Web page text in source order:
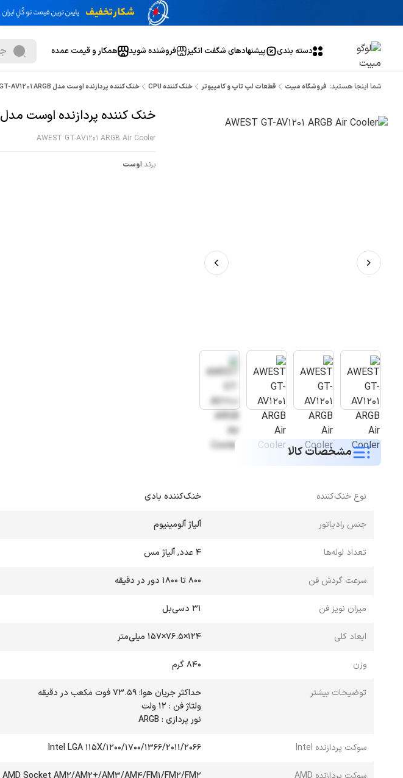
دسته بندی پیشنهاد‌های شگفت انگیز فروشنده شوید همکار و قیمت عمده
شما اینجا هستید: فروشگاه مبیت قطعات لپ تاپ و کامپیوتر خنک کننده CPU خنک کننده پردازنده اوست مدل GT-AV1201 ARGB
خنک کننده پردازنده اوست مدل GT-AV1201 ARGB
AWEST GT-AV1201 ARGB Air Cooler
برند:اوست
مشخصات کالا
نوع خنک‌کننده خنک‌کننده بادی
جنس رادیاتور آلیاژ آلومینیوم
تعداد لوله‌ها 4 عدد, آلیاژ مس
سرعت گردش فن 800 تا 1800 دور در دقیقه
میزان نویز فن 31 دسی‌بل
ابعاد کلی 124×76.5×157 میلی‌متر
وزن 840 گرم
توضیحات بیشتر
نور پردازی : ARGB
سوکت پردازنده Intel Intel LGA 115X/1200/1700/1366/2011/2066